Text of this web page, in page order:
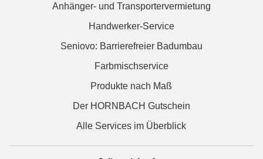
Anhänger- und Transportervermietung
Handwerker-Service
Seniovo: Barrierefreier Badumbau
Farbmischservice
Produkte nach Maß
Der HORNBACH Gutschein
Alle Services im Überblick